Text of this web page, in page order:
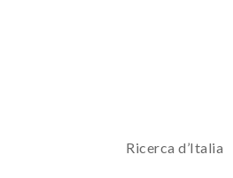
Ricerca d’Italia